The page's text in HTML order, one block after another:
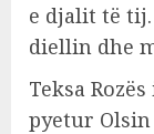
e djalit të
diellin dhe
Teksa
pyetur